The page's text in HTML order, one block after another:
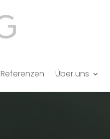
Referenzen Über uns